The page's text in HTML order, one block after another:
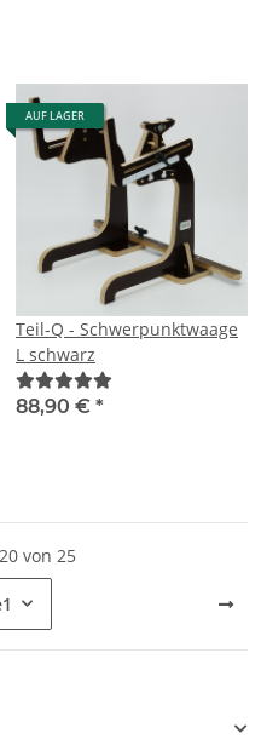
AUF LAGER
Teil-Q - Schwerpunktwaage
L schwarz
88,90 € *
von 25
1